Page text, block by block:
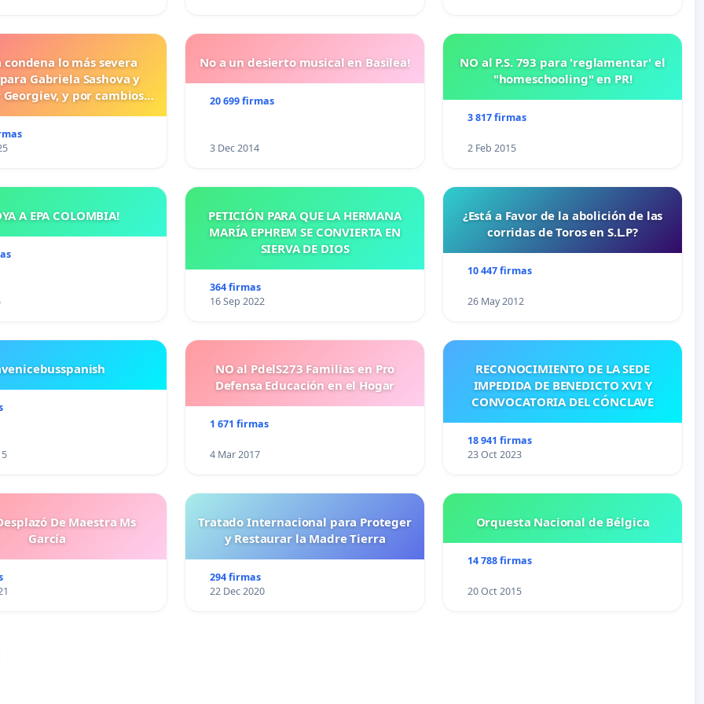
condena lo más severa
Gabriela Sashova y
y por cambios
para los crímenes
contra los animales.
No a un desierto musical en Basilea!
20 699 firmas
3 Dec 2014
NO al P.S. 793 para 'reglamentar' el
"homeschooling" en PR!
3 817 firmas
2 Feb 2015
A EPA COLOMBIA!
PETICIÓN PARA QUE LA HERMANA
MARÍA EPHREM SE CONVIERTA EN
SIERVA DE DIOS
364 firmas
16 Sep 2022
¿Está a Favor de la abolición de las
corridas de Toros en S.L.P?
10 447 firmas
26 May 2012
NO al PdelS273 Familias en Pro
Defensa Educación en el Hogar
1 671 firmas
4 Mar 2017
RECONOCIMIENTO DE LA SEDE
IMPEDIDA DE BENEDICTO XVI Y
CONVOCATORIA DEL CÓNCLAVE
18 941 firmas
23 Oct 2023
De Maestra Ms
García
Tratado Internacional para Proteger
y Restaurar la Madre Tierra
294 firmas
22 Dec 2020
Orquesta Nacional de Bélgica
14 788 firmas
20 Oct 2015